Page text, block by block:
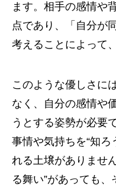
ます。相手の感情や
点であり、「自分が
考えることによって
このような優しさに
なく、自分の感情や
うとする姿勢が必要
事情や気持ちを“知ろ
れる土壌がありませ
る舞い”があっても